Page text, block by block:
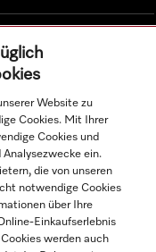
stets ohne
Website zu
Cookies. Mit Ihrer
Cookies und
ein.
die von unseren
notwendige Cookies
über Ihre
Einkaufserlebnis
werden auch